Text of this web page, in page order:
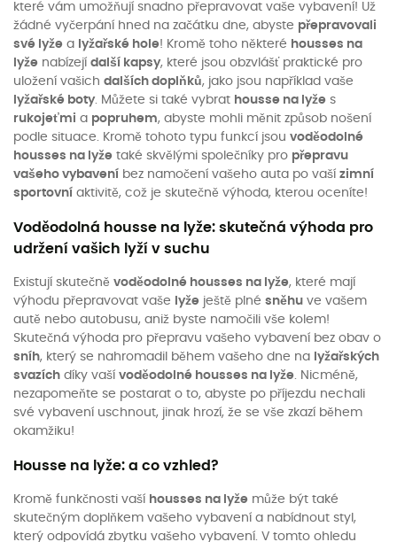
které vám umožňují snadno přepravovat vaše vybavení! Už
žádné vyčerpání hned na začátku dne, abyste přepravovali
své lyže a lyžařské hole! Kromě toho některé housses na
lyže nabízejí další kapsy, které jsou obzvlášť praktické pro
uložení vašich dalších doplňků, jako jsou například vaše
lyžařské boty. Můžete si také vybrat housse na lyže s
rukojeťmi a popruhem, abyste mohli měnit způsob nošení
podle situace. Kromě tohoto typu funkcí jsou voděodolné
housses na lyže také skvělými společníky pro přepravu
vašeho vybavení bez namočení vašeho auta po vaší zimní
sportovní aktivitě, což je skutečně výhoda, kterou oceníte!
Voděodolná housse na lyže: skutečná výhoda pro
udržení vašich lyží v suchu
Existují skutečně voděodolné housses na lyže, které mají
výhodu přepravovat vaše
lyže ještě plné sněhu ve vašem
autě nebo autobusu, aniž byste namočili vše kolem!
Skutečná výhoda pro přepravu vašeho vybavení bez obav o
sníh, který se nahromadil během vašeho dne na lyžařských
svazích díky vaší voděodolné housses na lyže. Nicméně,
nezapomeňte se postarat o to, abyste po příjezdu nechali
své vybavení uschnout, jinak hrozí, že se vše zkazí během
okamžiku!
Housse na lyže: a co vzhled?
Kromě funkčnosti vaší housses na lyže může být také
skutečným doplňkem vašeho vybavení a nabídnout styl,
který odpovídá zbytku vašeho vybavení. V tomto ohledu